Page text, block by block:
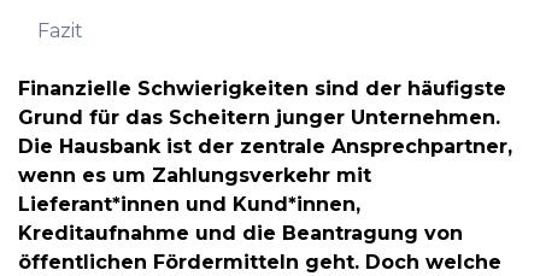
Fazit
Finanzielle Schwierigkeiten sind der häufigste
Grund für das Scheitern junger Unternehmen.
Die Hausbank ist der zentrale Ansprechpartner,
wenn es um Zahlungsverkehr mit
Lieferant*innen und Kund*innen,
Kreditaufnahme und die Beantragung von
öffentlichen Fördermitteln geht. Doch welche